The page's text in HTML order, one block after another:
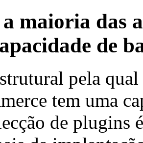
maioria das
de
pela
tem uma
de plugins